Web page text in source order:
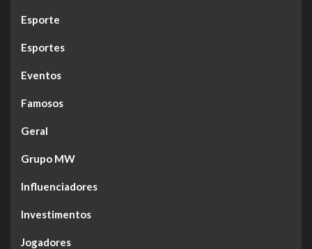
Esporte
Esportes
Eventos
Famosos
Geral
Grupo MW
Influenciadores
Investimentos
Jogadores